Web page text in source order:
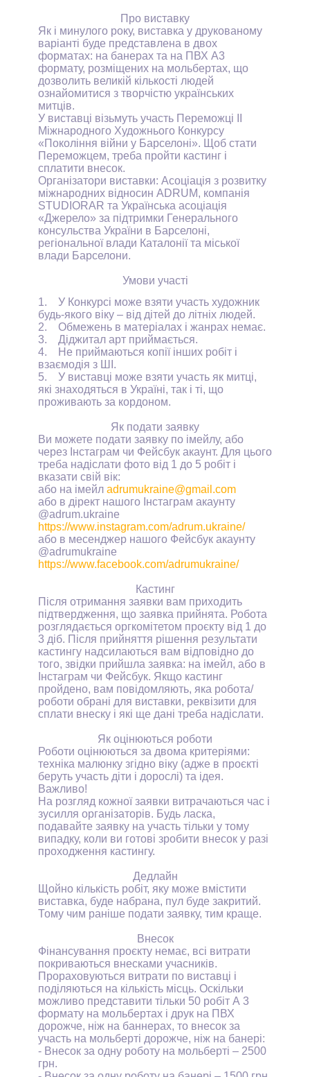
Про виставку
Як і минулого року, виставка у друкованому
варіанті буде представлена в двох
форматах: на банерах та на ПВХ А3
формату, розміщених на мольбертах, що
дозволить великій кількості людей
ознайомитися з творчістю українських
митців.
У виставці візьмуть участь Переможці
Міжнародного Художнього Конкурсу
«Покоління війни у Барселоні». Щоб стати
Переможцем, треба пройти кастинг і
сплатити внесок.
Організатори виставки: Асоціація з розвитку
міжнародних відносин ADRUM, компанія
STUDIORAR та Українська асоціація
«Джерело» за підтримки Генерального
консульства України в Барселоні,
регіональної влади Каталонії та міської
влади Барселони.
Умови участі
1.
У Конкурсі може взяти участь художник
будь-якого віку – від дітей до літніх людей.
2.
Обмежень в матеріалах і жанрах немає.
3.
Діджитал арт приймається.
4.
Не приймаються копії інших робіт і
взаємодія з ШІ.
5.
У виставці може взяти участь як митці,
які знаходяться в Україні, так і ті, що
проживають за кордоном.
Як подати заявку
Ви можете подати заявку по імейлу, або
через Інстаграм чи Фейсбук акаунт. Для цього
треба надіслати фото від 1 до 5 робіт і
вказати свій вік:
або на імейл adrumukraine@gmail .com
або в дірект нашого Інстаграм акаунту
@adrum.ukraine
https://www.instagram.com/adrum.ukraine/
або в месенджер нашого Фейсбук акаунту
@adrumukraine
https://www.facebook.com/adrumukraine/
Кастинг
Після отримання заявки вам приходить
підтвердження, що заявка прийнята. Робота
розглядається оргкомітетом проєкту від 1 до
3 діб. Після прийняття рішення результати
кастингу надсилаються вам відповідно до
того, звідки прийшла заявка: на імейл, або в
Інстаграм чи Фейсбук. Якщо кастинг
пройдено, вам повідомляють, яка робота/
роботи обрані для виставки, реквізити для
сплати внеску і які ще дані треба надіслати.
Як оцінюються роботи
Роботи оцінюються за двома критеріями:
техніка малюнку згідно віку (адже в проєкті
беруть участь діти і дорослі) та ідея.
Важливо!
На розгляд кожної заявки витрачаються час і
зусилля організаторів. Будь ласка,
подавайте заявку на участь тільки у тому
випадку, коли ви готові зробити внесок у разі
проходження кастингу.
Дедлайн
Щойно кількість робіт, яку може вмістити
виставка, буде набрана, пул буде закритий.
Тому чим раніше подати заявку, тим краще.
Внесок
Фінансування проєкту немає, всі витрати
покриваються внесками учасників.
Прораховуються витрати по виставці і
поділяються на кількість місць. Оскільки
можливо представити тільки 50 робіт А 3
формату на мольбертах і друк на ПВХ
дорожче, ніж на баннерах, то внесок за
участь на мольберті дорожче, ніж на банері:
- Внесок за одну роботу на мольберті – 2500
грн.